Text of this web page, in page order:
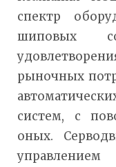
спектр
шиповых
рыночных
систем, с
оных.